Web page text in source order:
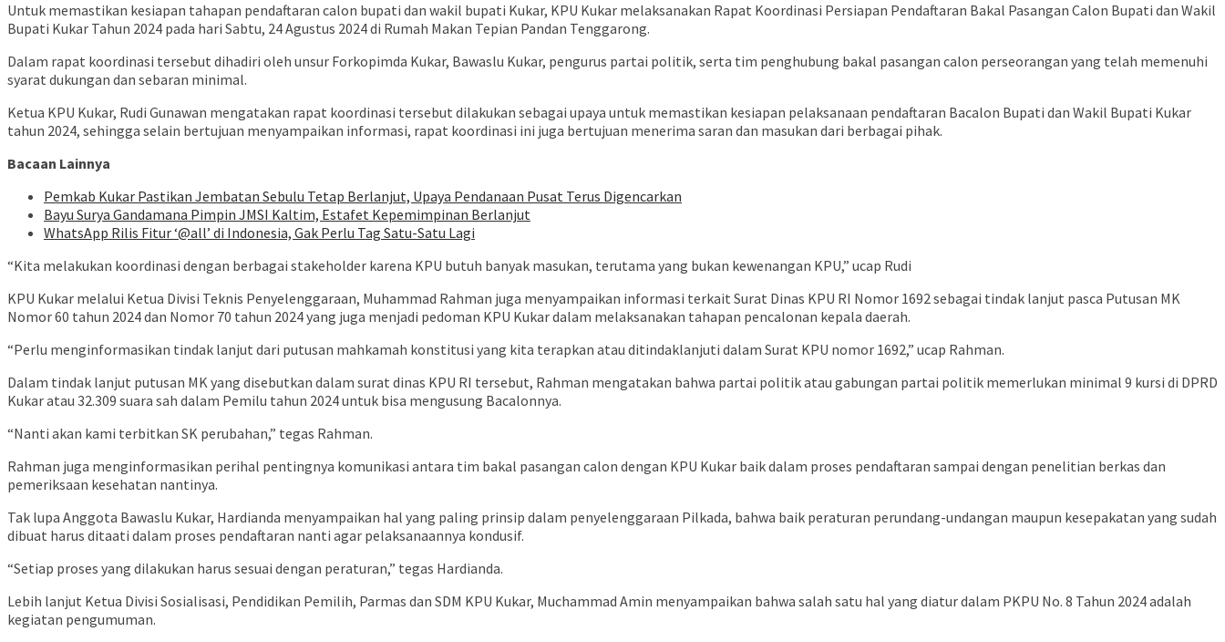
Untuk memastikan kesiapan tahapan pendaftaran calon bupati dan wakil bupati Kukar, KPU Kukar melaksanakan Rapat Koordinasi Persiapan Pendaftaran Bakal Pasangan Calon Bupati dan Wakil
Bupati Kukar Tahun 2024 pada hari Sabtu, 24 Agustus 2024 di Rumah Makan Tepian Pandan Tenggarong.
Dalam rapat koordinasi tersebut dihadiri oleh unsur Forkopimda Kukar, Bawaslu Kukar, pengurus partai politik, serta tim penghubung bakal pasangan calon perseorangan yang telah memenuhi
syarat dukungan dan sebaran minimal.
Ketua KPU Kukar, Rudi Gunawan mengatakan rapat koordinasi tersebut dilakukan sebagai upaya untuk memastikan kesiapan pelaksanaan pendaftaran Bacalon Bupati dan Wakil Bupati Kukar
tahun 2024, sehingga selain bertujuan menyampaikan informasi, rapat koordinasi ini juga bertujuan menerima saran dan masukan dari berbagai pihak.
Bacaan Lainnya
Pemkab Kukar Pastikan Jembatan Sebulu Tetap Berlanjut, Upaya Pendanaan Pusat Terus Digencarkan
Bayu Surya Gandamana Pimpin JMSI Kaltim, Estafet Kepemimpinan Berlanjut
WhatsApp Rilis Fitur ‘@all’ di Indonesia, Gak Perlu Tag Satu-Satu Lagi
“Kita melakukan koordinasi dengan berbagai stakeholder karena KPU butuh banyak masukan, terutama yang bukan kewenangan KPU,” ucap Rudi
KPU Kukar melalui Ketua Divisi Teknis Penyelenggaraan, Muhammad Rahman juga menyampaikan informasi terkait Surat Dinas KPU RI Nomor 1692 sebagai tindak lanjut pasca Putusan MK
Nomor 60 tahun 2024 dan Nomor 70 tahun 2024 yang juga menjadi pedoman KPU Kukar dalam melaksanakan tahapan pencalonan kepala daerah.
“Perlu menginformasikan tindak lanjut dari putusan mahkamah konstitusi yang kita terapkan atau ditindaklanjuti dalam Surat KPU nomor 1692,” ucap Rahman.
Dalam tindak lanjut putusan MK yang disebutkan dalam surat dinas KPU RI tersebut, Rahman mengatakan bahwa partai politik atau gabungan partai politik memerlukan minimal 9 kursi di DPRD
Kukar atau 32.309 suara sah dalam Pemilu tahun 2024 untuk bisa mengusung Bacalonnya.
“Nanti akan kami terbitkan SK perubahan,” tegas Rahman.
Rahman juga menginformasikan perihal pentingnya komunikasi antara tim bakal pasangan calon dengan KPU Kukar baik dalam proses pendaftaran sampai dengan penelitian berkas dan
pemeriksaan kesehatan nantinya.
Tak lupa Anggota Bawaslu Kukar, Hardianda menyampaikan hal yang paling prinsip dalam penyelenggaraan Pilkada, bahwa baik peraturan perundang-undangan maupun kesepakatan yang sudah
dibuat harus ditaati dalam proses pendaftaran nanti agar pelaksanaannya kondusif.
“Setiap proses yang dilakukan harus sesuai dengan peraturan,” tegas Hardianda.
Lebih lanjut Ketua Divisi Sosialisasi, Pendidikan Pemilih, Parmas dan SDM KPU Kukar, Muchammad Amin menyampaikan bahwa salah satu hal yang diatur dalam PKPU No. 8 Tahun 2024 adalah
kegiatan pengumuman.